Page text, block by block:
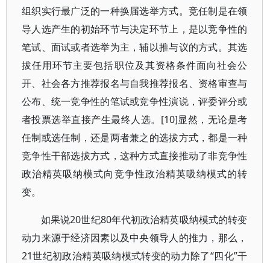
组织实行最广泛的一种换届选举方式。竞任制是在领
导人选产生的初始环节与决定环节上，是以竞争性的
笔试、面试或者选举为主，辅以推与议的方式。其选
拔任用环节主要包括职位及其资格条件面向社会公
开、社会各方推荐报名与自我推荐报名、资格审查与
公布、统一竞争性的笔试或竞争性演说，评委评分或
者投票选举直接产生最终人选。[10]显然，无论是考
任制或选任制，还是两者兼之的选拔方式，都是一种
竞争性干部选拔方式，这种方式直接推动了非竞争性
政治精英吸纳模式向竞争性政治精英吸纳模式的转
变。
如果说20世纪80年代初政治精英吸纳模式的转变
动力来源于经济因素以及中央领导人的推力，那么，
21世纪初政治精英吸纳模式转变的动力除了“四化”干